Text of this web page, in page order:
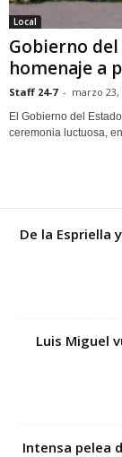
Local
Gobierno
homenaje a
Staff 24-7 - marzo 23,
El Gobierno del
ceremonia luctuosa,
De la Espriella
Luis Miguel
Intensa pelea